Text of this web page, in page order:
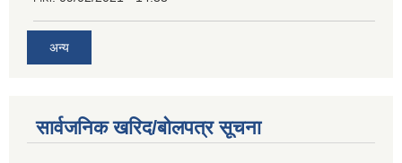
अन्य
सार्वजनिक खरिद/बोलपत्र सूचना